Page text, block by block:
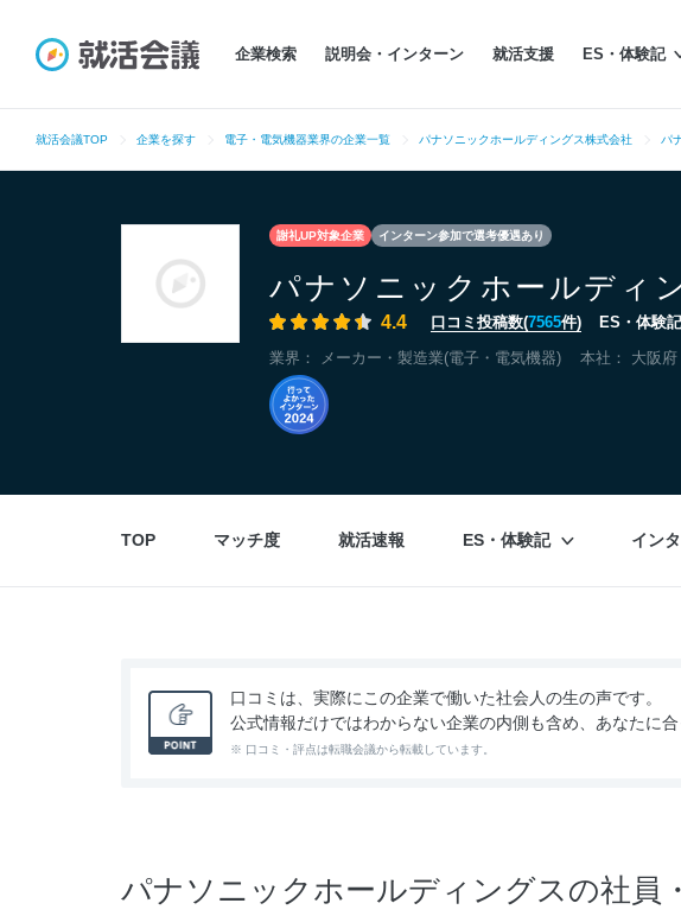
企業検索 説明会・インターン 就活支援 ES・体験記
就活会議TOP 企業を探す 電子・電気機器業界の企業一覧 パナソニックホールディングス株式会社 パ
謝礼UP対象企業 インターン参加で選考優遇あり
パナソニックホールディ
4.4 口コミ投稿数(7565件) ES・体験
業界： メーカー・製造業(電子・電気機器) 本社： 大阪府
TOP マッチ度 就活速報 ES・体験記 イン
口コミは、実際にこの企業で働いた社会人の生の声です。
公式情報だけではわからない企業の内側も含め、あなたに合
※ 口コミ・評点は転職会議から転載しています。
パナソニックホールディングスの社員